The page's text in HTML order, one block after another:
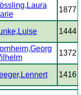
1877
1444
1372
1416